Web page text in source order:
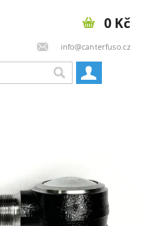
info@canterfuso.cz
0 Kč